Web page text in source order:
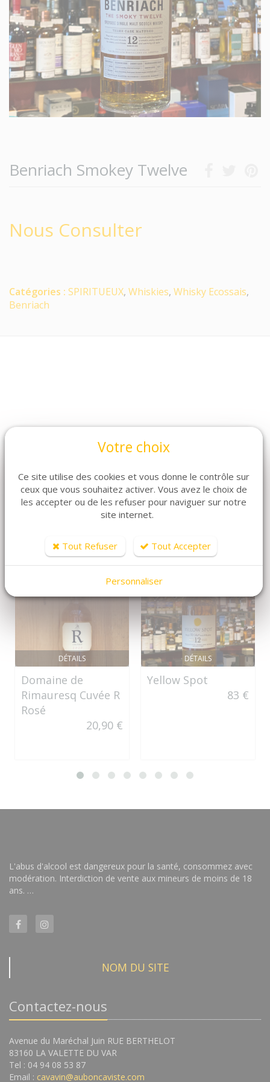
Benriach Smokey Twelve
Nous Consulter
Catégories : SPIRITUEUX, Whiskies, Whisky Ecossais,
Benriach
Dans la même famille de produits, découvrez
également ces produits plébiscités par nos clients
DÉTAILS
Domaine de
Rimauresq Cuvée R
Rosé
20,90 €
DÉTAILS
Yellow Spot
83 €
L'abus d'alcool est dangereux pour la santé, consommez avec
modération. Interdiction de vente aux mineurs de moins de 18
ans. …
NOM DU SITE
Contactez-nous
Avenue du Maréchal Juin RUE BERTHELOT
83160 LA VALETTE DU VAR
Tel : 04 94 08 53 87
Email : cavavin@auboncaviste.com
Votre choix
Ce site utilise des cookies et vous donne le contrôle sur
ceux que vous souhaitez activer. Vous avez le choix de
les accepter ou de les refuser pour naviguer sur notre
site internet.
Tout Refuser Tout Accepter
Personnaliser